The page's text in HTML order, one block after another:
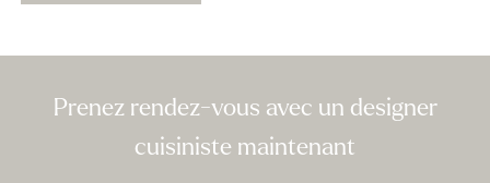
Prenez rendez-vous avec un designer
cuisiniste maintenant